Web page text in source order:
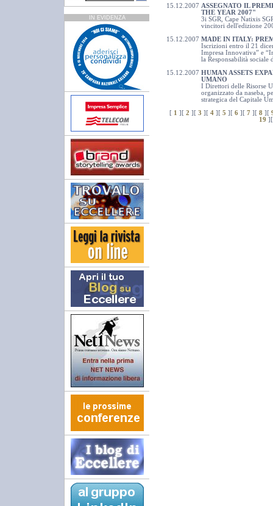
IN EVIDENZA
15.12.2007 ASSEGNATO IL
THE YEAR 2007"
3i SGR, Cape Natixis
vincitori dell'edizione
15.12.2007 MADE IN ITALY:
Iscrizioni entro il 21
Impresa Innovativa” e
la Responsabilità sociale
15.12.2007 HUMAN ASSETS
UMANO
I Direttori delle Risorse
organizzato da naseba,
strategica del Capitale
1 2 3 4] 5 6] 7 8
19